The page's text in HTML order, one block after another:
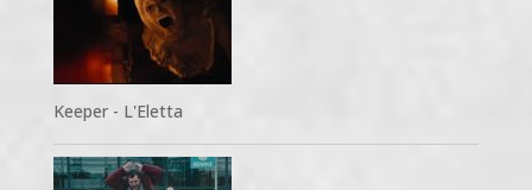
Keeper - L'Eletta